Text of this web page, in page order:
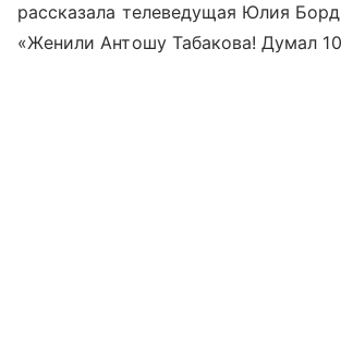
рассказала телеведущая Юлия
«Женили Антошу Табакова! Думал